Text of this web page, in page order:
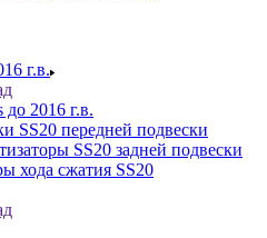
г.в.
до 2016 г.в.
SS20 передней подвески
SS20 задней подвески
хода сжатия SS20